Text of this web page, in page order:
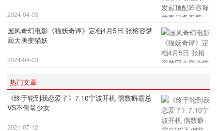
2024-04-03
国风奇幻电影《猫妖奇谭》定档4月5日 张榕容梦
回大唐变猫妖
2024-04-03
热门文章
《终于轮到我恋爱了》7.10宁波开机 偶数癖霸总
VS不倒翁少女
2021-07-12